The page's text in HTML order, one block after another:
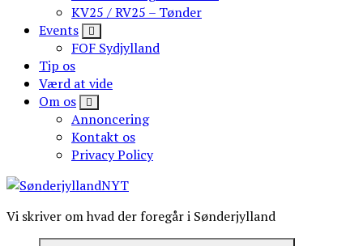
KV25 / RV25 – Tønder
Events
FOF Sydjylland
Tip os
Værd at vide
Om os
Annoncering
Kontakt os
Privacy Policy
Vi skriver om hvad der foregår i Sønderjylland